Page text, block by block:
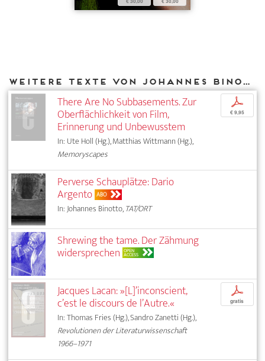
Weitere Texte von Johannes Binotto bei DIAPHANES
There Are No Subbasements. Zur
Oberflächlichkeit von Film,
Erinnerung und Unbewusstem
In: Ute Holl (Hg.), Matthias Wittmann (Hg.),
Memoryscapes
p
€ 9,95
Perverse Schauplätze: Dario
Argento ABO
In: Johannes Binotto,TAT/ORT
Shrewing the tame. Der Zähmung
widersprechen OPEN
ACCESS
Jacques Lacan: »[L]’inconscient,
c’est le discours de l’Autre.«
In: Thomas Fries (Hg.), Sandro Zanetti (Hg.),
Revolutionen der Literaturwissenschaft
1966–1971
p
gratis